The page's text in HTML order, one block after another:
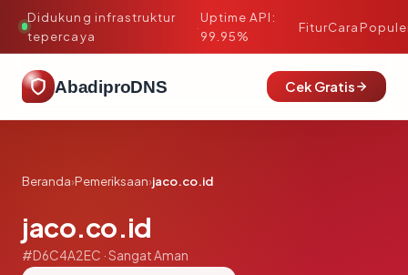
Didukung infrastruktur
tepercaya
·
Uptime API:
99.95%
FiturCara
AbadiproDNS Cek Gratis
Beranda›Pemeriksaan›jaco.co.id
jaco.co.id
#D6C4A2EC · Sangat Aman